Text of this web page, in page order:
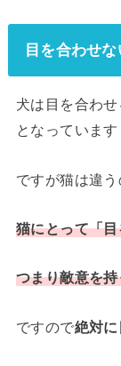
目を合わせな
犬は目を合わ
となっています
ですが猫は違
猫にとって「
つまり敵意を
ですので絶対に